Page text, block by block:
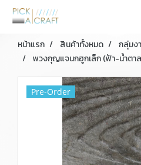
หน้าแรก สินค้าทั้งหมด
กลุ่มง
พวงกุญแจนกฮูกเล็ก (ฟ้า-น้ำตา
Pre-Order